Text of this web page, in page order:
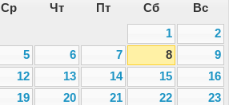
Ср Чт Пт Сб
Вс
1
2
5 6 7 8
9
12 13 14 15
16
19 20 21 22
23